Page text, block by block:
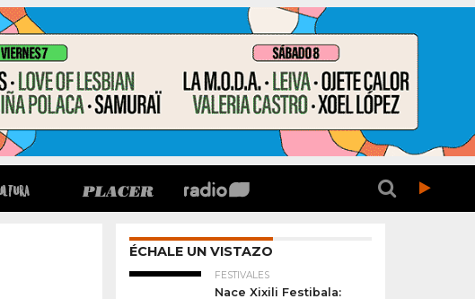
ÉCHALE UN VISTAZO
FESTIVALES
Nace Xixili Festibala: